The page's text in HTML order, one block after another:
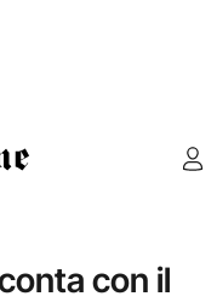
con il